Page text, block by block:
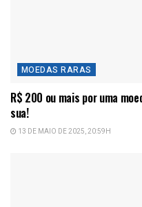
MOEDAS RARAS
R$ 200 ou mais por uma
sua!
13 DE MAIO DE 2025, 20:59H